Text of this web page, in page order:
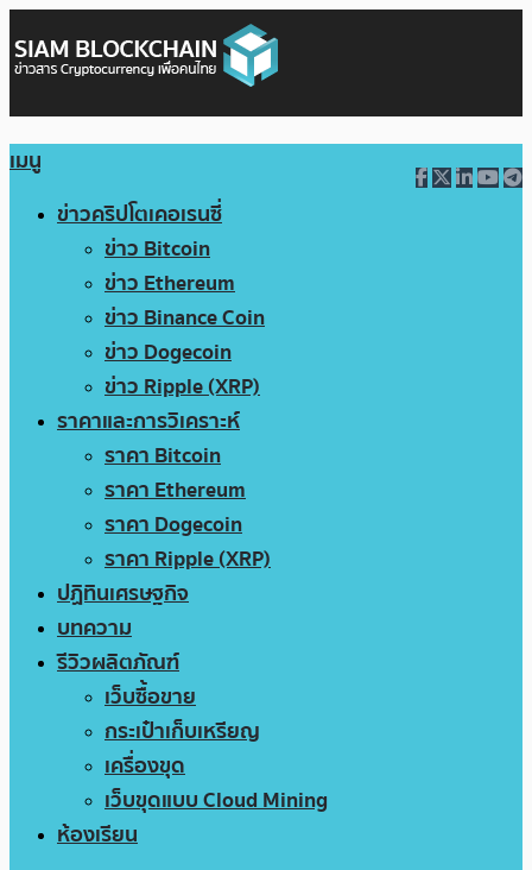
เมนู
ข่าวคริปโตเคอเรนซี่
ข่าว Bitcoin
ข่าว Ethereum
ข่าว Binance Coin
ข่าว Dogecoin
ข่าว Ripple (XRP)
ราคาและการวิเคราะห์
ราคา Bitcoin
ราคา Ethereum
ราคา Dogecoin
ราคา Ripple (XRP)
ปฏิทินเศรษฐกิจ
บทความ
รีวิวผลิตภัณฑ์
เว็บซื้อขาย
กระเป๋าเก็บเหรียญ
เครื่องขุด
เว็บขุดแบบ Cloud Mining
ห้องเรียน